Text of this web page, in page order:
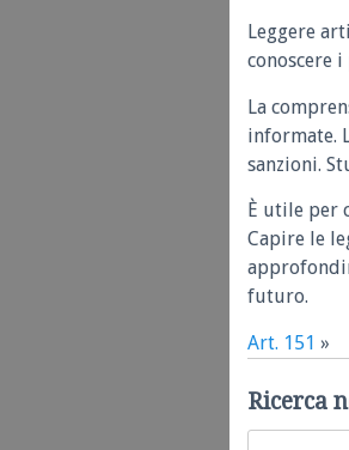
Leggere
conoscere
La
informate.
sanzioni.
È utile per
Capire le
futuro.
Art. 151 »
Ricerca